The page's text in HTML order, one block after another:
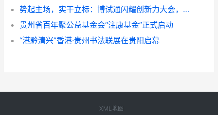
势起主场，实干立标：博试通闪耀创新力大会，从山东主场迈向行业标杆
贵州省百年聚公益基金会“注康基金”正式启动
“港黔清兴”香港·贵州书法联展在贵阳启幕
XML地图